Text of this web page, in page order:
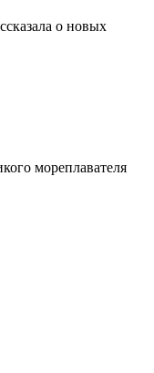
о новых
мореплавателя